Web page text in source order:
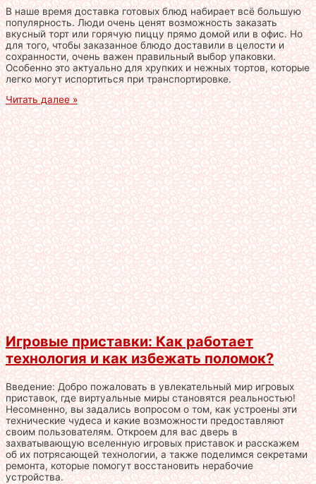
В наше время доставка готовых блюд набирает всё большую
популярность. Люди очень ценят возможность заказать
вкусный торт или горячую пиццу прямо домой или в офис. Но
для того, чтобы заказанное блюдо доставили в целости и
сохранности, очень важен правильный выбор упаковки.
Особенно это актуально для хрупких и нежных тортов, которые
легко могут испортиться при транспортировке.
Читать далее »
Игровые приставки: Как работает
технология и как избежать поломок?
Введение: Добро пожаловать в увлекательный мир игровых
приставок, где виртуальные миры становятся реальностью!
Несомненно, вы задались вопросом о том, как устроены эти
технические чудеса и какие возможности предоставляют
своим пользователям. Откроем для вас дверь в
захватывающую вселенную игровых приставок и расскажем
об их потрясающей технологии, а также поделимся секретами
ремонта, которые помогут восстановить нерабочие
устройства.